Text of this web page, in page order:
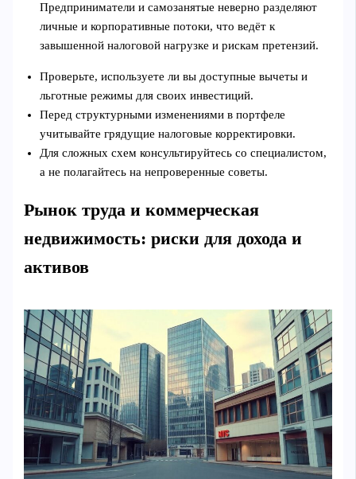
Предприниматели и самозанятые неверно разделяют
личные и корпоративные потоки, что ведёт к
завышенной налоговой нагрузке и рискам претензий.
Проверьте, используете ли вы доступные вычеты и
льготные режимы для своих инвестиций.
Перед структурными изменениями в портфеле
учитывайте грядущие налоговые корректировки.
Для сложных схем консультируйтесь со специалистом,
а не полагайтесь на непроверенные советы.
Рынок труда и коммерческая
недвижимость: риски для дохода и
активов